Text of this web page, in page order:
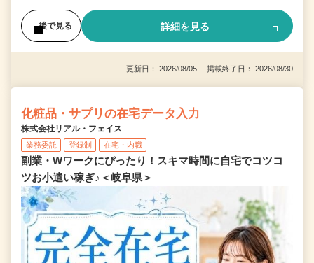
後で見る 詳細を見る
更新日： 2026/08/05 掲載終了日： 2026/08/30
化粧品・サプリの在宅データ入力
株式会社リアル・フェイス
業務委託 登録制 在宅・内職
副業・Wワークにぴったり！スキマ時間に自宅でコツコ
ツお小遣い稼ぎ♪＜岐阜県＞